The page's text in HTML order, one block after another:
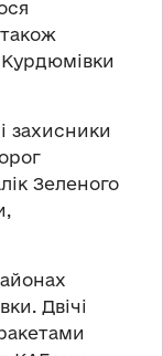
захисники
Зеленого
Двічі